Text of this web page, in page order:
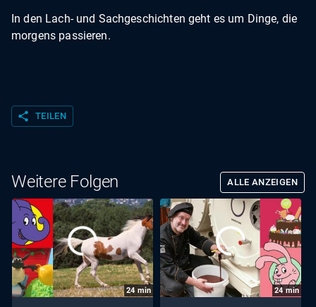
In den Lach- und Sachgeschichten geht es um Dinge, die
morgens passieren.
share TEILEN
Weitere Folgen ALLE ANZEIGEN
24 min 24min